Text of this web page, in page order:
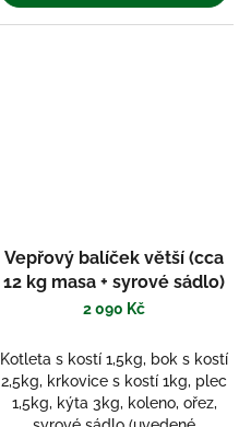
Vepřový balíček větší (cca
12 kg masa + syrové sádlo)
2 090 Kč
Kotleta s kostí 1,5kg, bok s kostí
2,5kg, krkovice s kostí 1kg, plec
1,5kg, kýta 3kg, koleno, ořez,